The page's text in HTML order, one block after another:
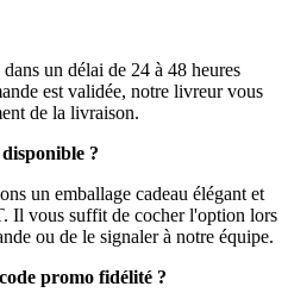
un délai de 24 à 48 heures
est validée, notre livreur vous
de la livraison.
?
un emballage cadeau élégant et
Il vous suffit de cocher l'option lors
ou de le signaler à notre équipe.
promo fidélité ?